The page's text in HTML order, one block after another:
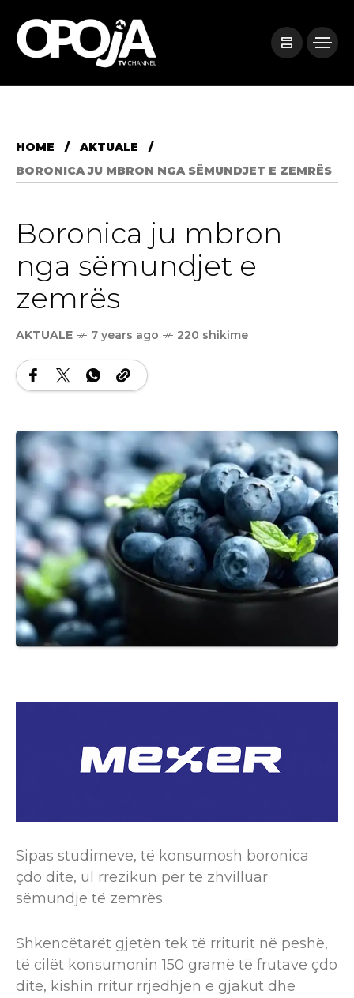
HOME
AKTUALE
BORONICA JU MBRON NGA SËMUNDJET E ZEMRËS
Boronica ju mbron
nga sëmundjet e
zemrës
AKTUALE 7 years ago 220 shikime
Sipas studimeve, të konsumosh boronica
çdo ditë, ul rrezikun për të zhvilluar
sëmundje të zemrës.
Shkencëtarët gjetën tek të rriturit në peshë,
të cilët konsumonin 150 gramë të frutave çdo
ditë, kishin rritur rrjedhjen e gjakut dhe